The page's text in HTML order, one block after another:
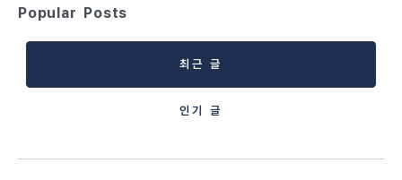
Popular Posts
최근 글
인기 글